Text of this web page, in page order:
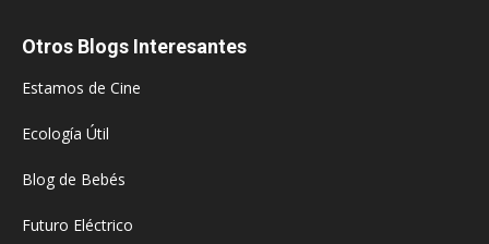
Otros Blogs Interesantes
Estamos de Cine
Ecología Útil
Blog de Bebés
Futuro Eléctrico